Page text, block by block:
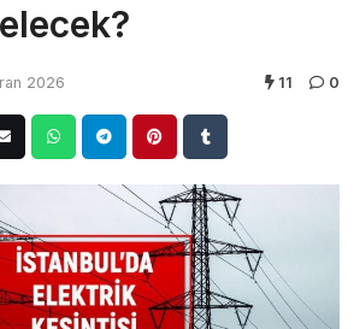
2026 11 0